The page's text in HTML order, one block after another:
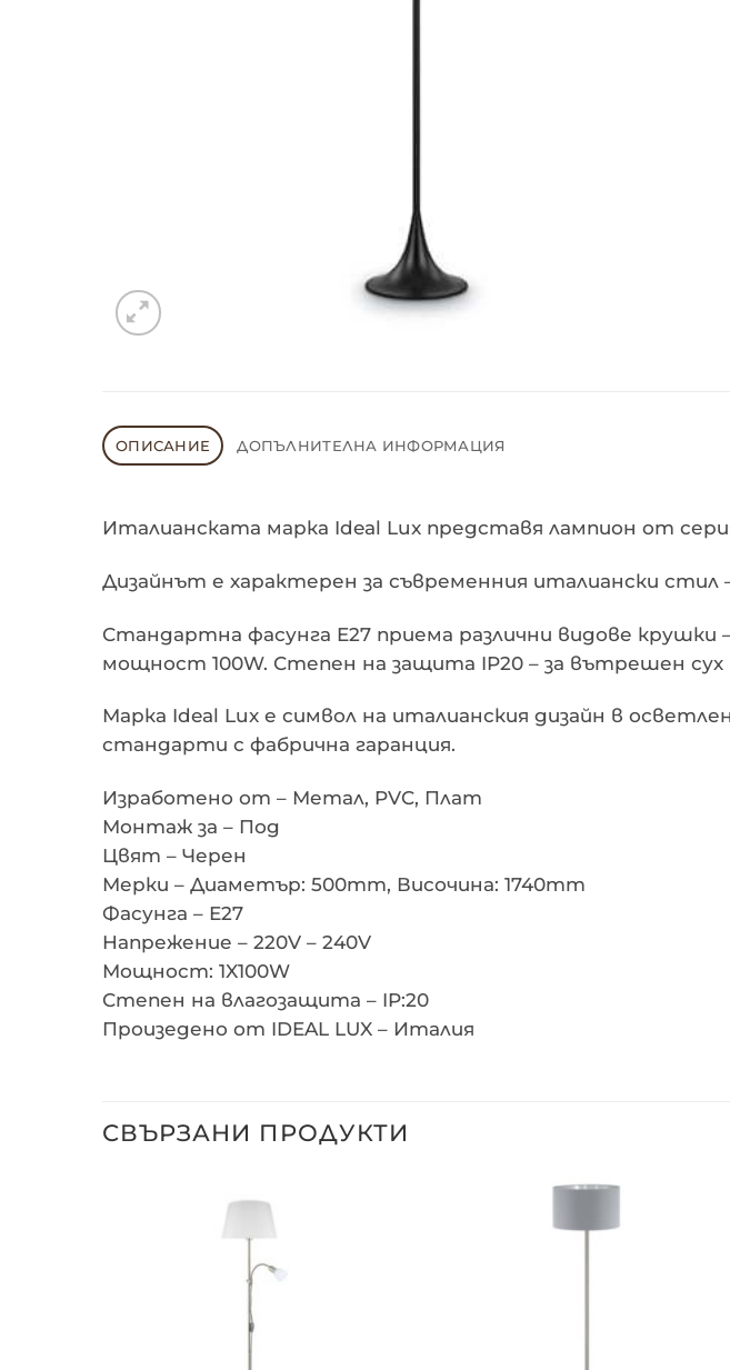
ОПИСАНИЕ ДОПЪЛНИТЕЛНА ИНФОРМАЦИЯ
Италианската марка Ideal Lux представя лампион от
Дизайнът е характерен за съвременния италиански стил
Стандартна фасунга E27 приема различни видове крушки
мощност 100W. Степен на защита IP20 – за вътрешен
Марка Ideal Lux е символ на италианския дизайн в
стандарти с фабрична гаранция.
Изработено от – Метал, PVC, Плат
Монтаж за – Под
Цвят – Черен
Мерки – Диаметър: 500mm, Височина: 1740mm
Фасунга – Е27
Напрежение – 220V – 240V
Мощност: 1X100W
Степен на влагозащита – IP:20
Произедено от IDEAL LUX – Италия
СВЪРЗАНИ ПРОДУКТИ